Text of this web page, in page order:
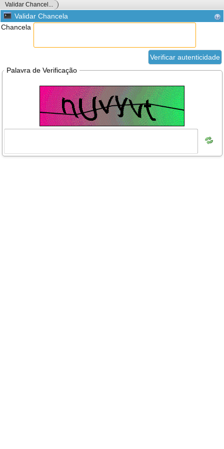
Validar Chancel...
Validar Chancela
Chancela
Palavra de Verificação